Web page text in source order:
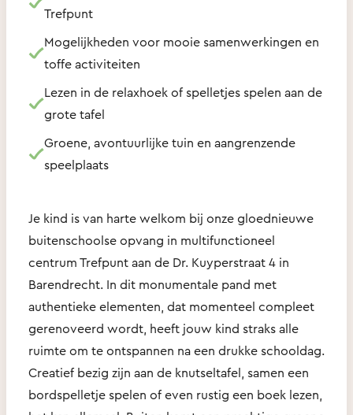
Trefpunt
Mogelijkheden voor mooie samenwerkingen en
toffe activiteiten
Lezen in de relaxhoek of spelletjes spelen aan de
grote tafel
Groene, avontuurlijke tuin en aangrenzende
speelplaats
Je kind is van harte welkom bij onze gloednieuwe
buitenschoolse opvang in multifunctioneel
centrum Trefpunt aan de Dr. Kuyperstraat 4 in
Barendrecht. In dit monumentale pand met
authentieke elementen, dat momenteel compleet
gerenoveerd wordt, heeft jouw kind straks alle
ruimte om te ontspannen na een drukke schooldag.
Creatief bezig zijn aan de knutseltafel, samen een
bordspelletje spelen of even rustig een boek lezen,